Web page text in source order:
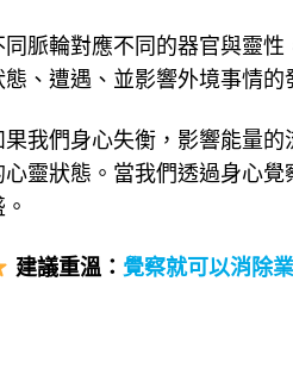
同脈輪對應不同的器官與靈
態、遭遇、並影響外境事情的
果我們身心失衡，影響能量
心靈狀態。當我們透過身心
建議重溫： 覺察就可以消除